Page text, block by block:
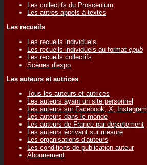
Les collectifs du Proscenium
Les autres appels à textes
Les recueils
Les recueils individuels
Les recueils individuels au format epub
Les recueils collectifs
Scènes d'expo
Les auteurs et autrices
Tous les auteurs et autrices
Les auteurs ayant un site personnel
Les auteurs sur Facebook, X, Instagram
Les auteurs dans le monde
Les auteurs de France par département
Les auteurs écrivant sur mesure
Les organisations d'auteurs
Les conditions de publication auteur
Abonnement